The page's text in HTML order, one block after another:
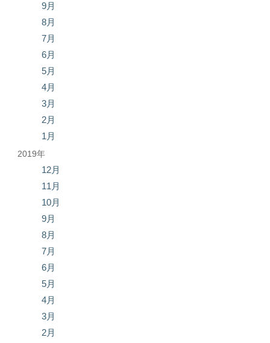
9月
8月
7月
6月
5月
4月
3月
2月
1月
2019年
12月
11月
10月
9月
8月
7月
6月
5月
4月
3月
2月